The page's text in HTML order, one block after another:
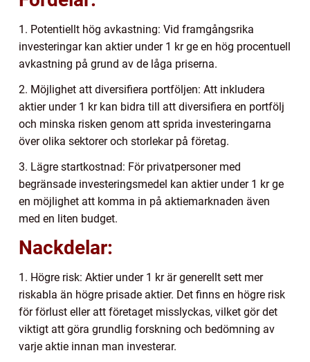
1. Potentiellt hög avkastning: Vid framgångsrika
investeringar kan aktier under 1 kr ge en hög procentuell
avkastning på grund av de låga priserna.
2. Möjlighet att diversifiera portföljen: Att inkludera
aktier under 1 kr kan bidra till att diversifiera en portfölj
och minska risken genom att sprida investeringarna
över olika sektorer och storlekar på företag.
3. Lägre startkostnad: För privatpersoner med
begränsade investeringsmedel kan aktier under 1 kr ge
en möjlighet att komma in på aktiemarknaden även
med en liten budget.
Nackdelar:
1. Högre risk: Aktier under 1 kr är generellt sett mer
riskabla än högre prisade aktier. Det finns en högre risk
för förlust eller att företaget misslyckas, vilket gör det
viktigt att göra grundlig forskning och bedömning av
varje aktie innan man investerar.